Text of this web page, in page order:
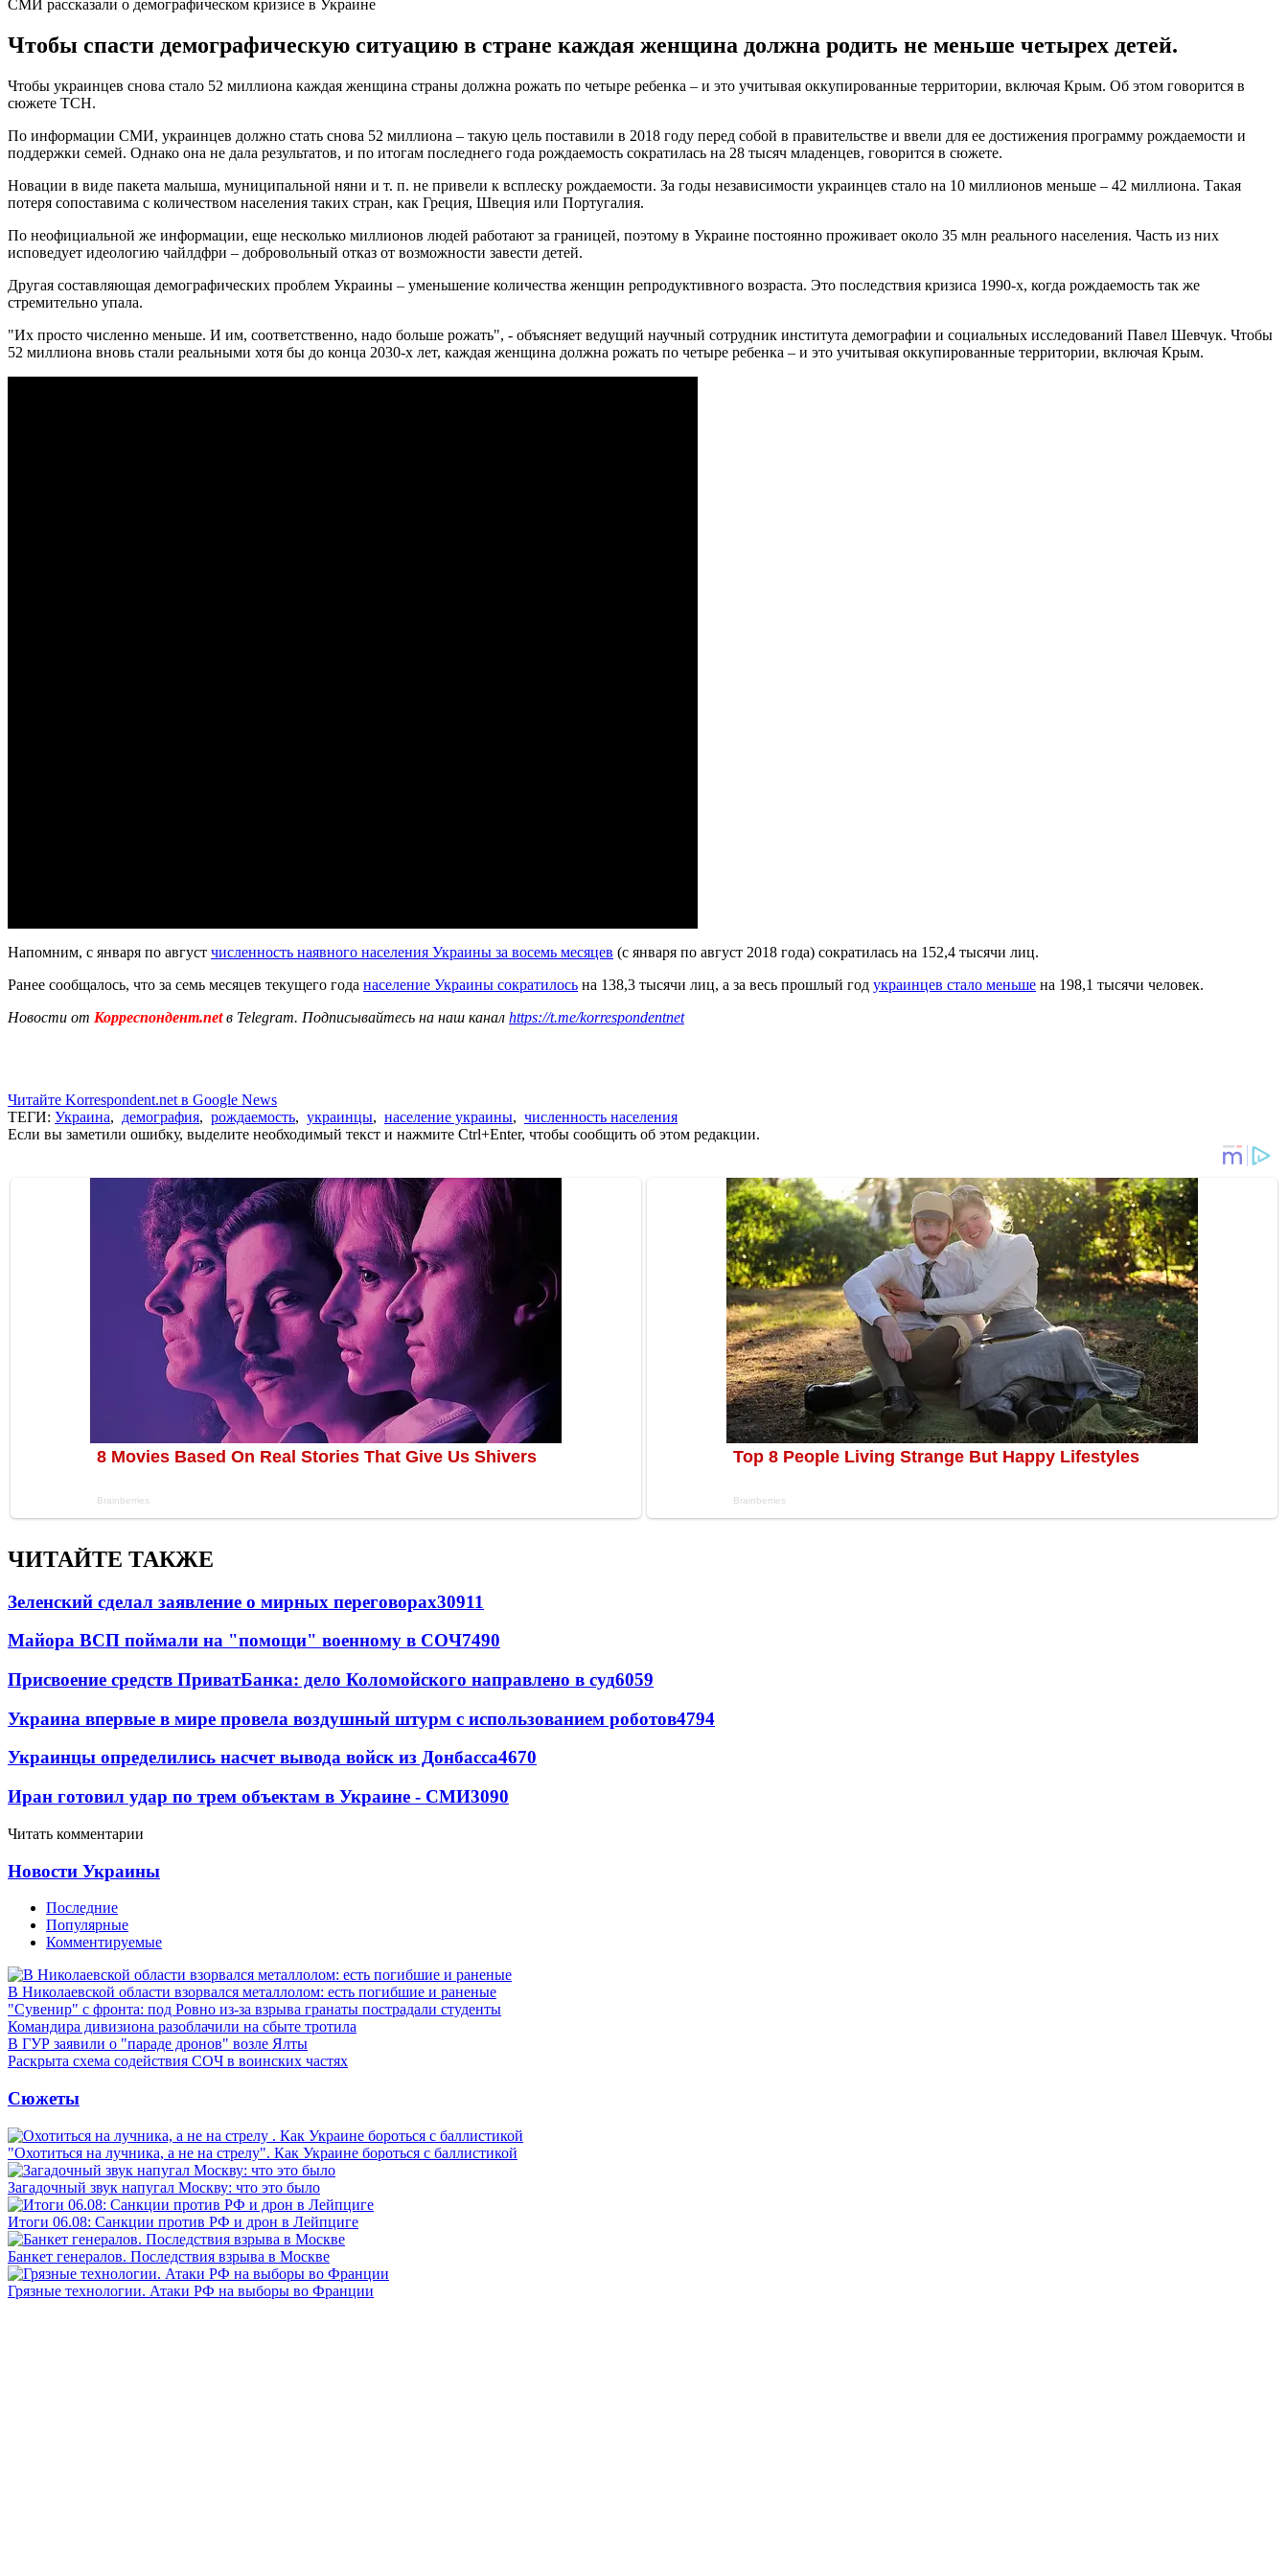
СМИ рассказали о демографическом кризисе в Украине
Чтобы спасти демографическую ситуацию в стране каждая женщина должна родить не меньше четырех детей.
Чтобы украинцев снова стало 52 миллиона каждая женщина страны должна рожать по четыре ребенка – и это учитывая оккупированные территории, включая Крым. Об этом говорится в
сюжете ТСН.
По информации СМИ, украинцев должно стать снова 52 миллиона – такую цель поставили в 2018 году перед собой в правительстве и ввели для ее достижения программу рождаемости и
поддержки семей. Однако она не дала результатов, и по итогам последнего года рождаемость сократилась на 28 тысяч младенцев, говорится в сюжете.
Новации в виде пакета малыша, муниципальной няни и т. п. не привели к всплеску рождаемости. За годы независимости украинцев стало на 10 миллионов меньше – 42 миллиона. Такая
потеря сопоставима с количеством населения таких стран, как Греция, Швеция или Португалия.
По неофициальной же информации, еще несколько миллионов людей работают за границей, поэтому в Украине постоянно проживает около 35 млн реального населения. Часть из них
исповедует идеологию чайлдфри – добровольный отказ от возможности завести детей.
Другая составляющая демографических проблем Украины – уменьшение количества женщин репродуктивного возраста. Это последствия кризиса 1990-х, когда рождаемость так же
стремительно упала.
"Их просто численно меньше. И им, соответственно, надо больше рожать", - объясняет ведущий научный сотрудник института демографии и социальных исследований Павел Шевчук. Чтобы
52 миллиона вновь стали реальными хотя бы до конца 2030-х лет, каждая женщина должна рожать по четыре ребенка – и это учитывая оккупированные территории, включая Крым.
Напомним, с января по август численность наявного населения Украины за восемь месяцев (с января по август 2018 года) сократилась на 152,4 тысячи лиц.
Ранее сообщалось, что за семь месяцев текущего года население Украины сократилось на 138,3 тысячи лиц, а за весь прошлый год украинцев стало меньше на 198,1 тысячи человек.
Новости от Корреспондент.netв Telegram. Подписывайтесь на наш канал https://t.me/korrespondentnet
Читайте Korrespondent.net в Google News
ТЕГИ: Украина, демография, рождаемость, украинцы, население украины, численность населения
Если вы заметили ошибку, выделите необходимый текст и нажмите Ctrl+Enter, чтобы сообщить об этом редакции.
ЧИТАЙТЕ ТАКЖЕ
Зеленский сделал заявление о мирных переговорах30911
Майора ВСП поймали на "помощи" военному в СОЧ7490
Присвоение средств ПриватБанка: дело Коломойского направлено в суд6059
Украина впервые в мире провела воздушный штурм с использованием роботов4794
Украинцы определились насчет вывода войск из Донбасса4670
Иран готовил удар по трем объектам в Украине - СМИ3090
Читать комментарии
Новости Украины
Последние
Популярные
Комментируемые
В Николаевской области взорвался металлолом: есть погибшие и раненые
"Сувенир" с фронта: под Ровно из-за взрыва гранаты пострадали студенты
Командира дивизиона разоблачили на сбыте тротила
В ГУР заявили о "параде дронов" возле Ялты
Раскрыта схема содействия СОЧ в воинских частях
Сюжеты
"Охотиться на лучника, а не на стрелу". Как Украине бороться с баллистикой
Загадочный звук напугал Москву: что это было
Итоги 06.08: Санкции против РФ и дрон в Лейпциге
Банкет генералов. Последствия взрыва в Москве
Грязные технологии. Атаки РФ на выборы во Франции